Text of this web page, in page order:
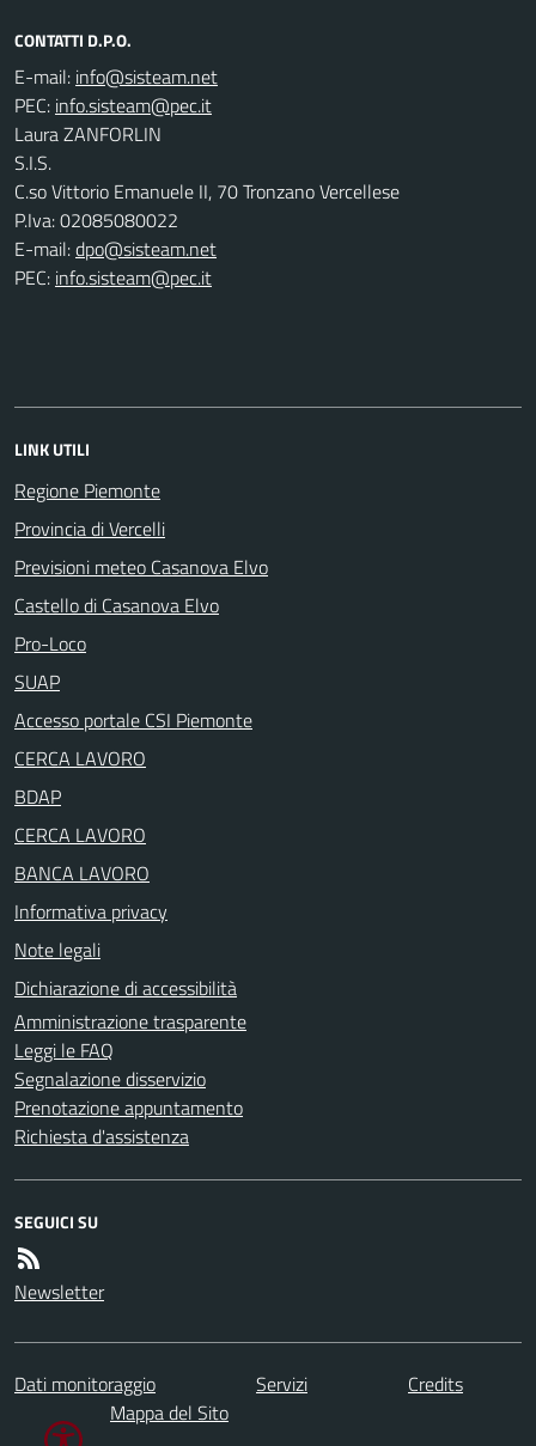
CONTATTI D.P.O.
E-mail:
PEC:
Laura ZANFORLIN
S.I.S.
C.so Vittorio Emanuele II, 70 Tronzano Vercellese
P.Iva: 02085080022
E-mail:dpo@sisteam.net
PEC: info.sisteam@pec.it
LINK UTILI
Regione Piemonte
Provincia di Vercelli
Previsioni meteo Casanova Elvo
Castello di Casanova Elvo
Pro-Loco
SUAP
Accesso portale CSI Piemonte
CERCA LAVORO
BDAP
CERCA LAVORO
BANCA LAVORO
Informativa privacy
Note legali
Dichiarazione di accessibilità
Amministrazione trasparente
Leggi le FAQ
Segnalazione disservizio
Prenotazione appuntamento
Richiesta d'assistenza
SEGUICI SU
Newsletter
Dati monitoraggio Servizi
Credits
Mappa del Sito